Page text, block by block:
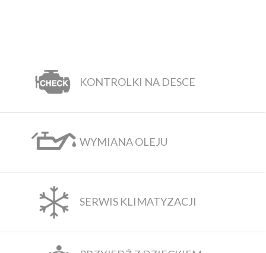
KONTROLKI NA DESCE
WYMIANA OLEJU
SERWIS KLIMATYZACJI